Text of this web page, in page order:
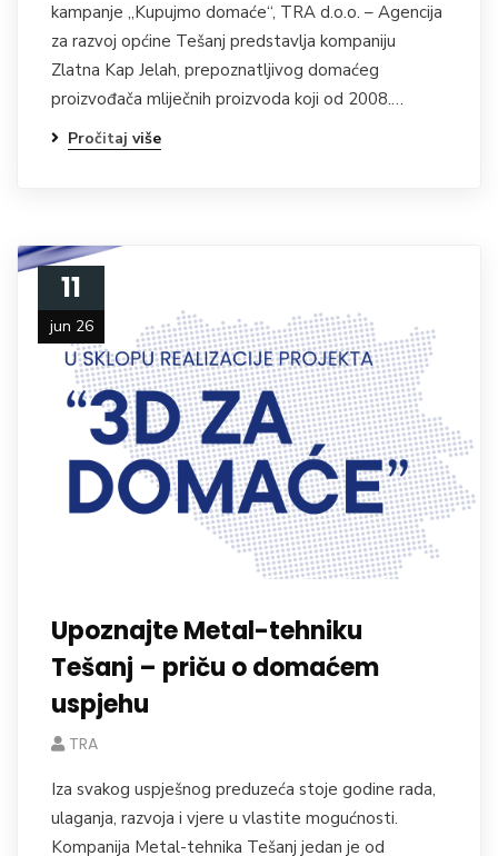
kampanje „Kupujmo domaće“, TRA d.o.o. – Agencija
za razvoj općine Tešanj predstavlja kompaniju
Zlatna Kap Jelah, prepoznatljivog domaćeg
proizvođača mliječnih proizvoda koji od 2008.…
Pročitaj više
11
jun 26
Upoznajte Metal-tehniku
Tešanj – priču o domaćem
uspjehu
TRA
Iza svakog uspješnog preduzeća stoje godine rada,
ulaganja, razvoja i vjere u vlastite mogućnosti.
Kompanija Metal-tehnika Tešanj jedan je od